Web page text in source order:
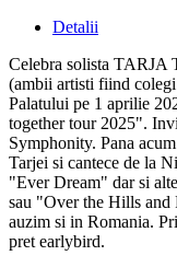
Detalii
Celebra solista TARJA
(ambii artisti fiind
Palatului pe 1 aprilie
together tour 2025".
Symphonity. Pana
Tarjei si cantece de la
"Ever Dream" dar si
sau "Over the Hills and
auzim si in Romania.
pret earlybird.